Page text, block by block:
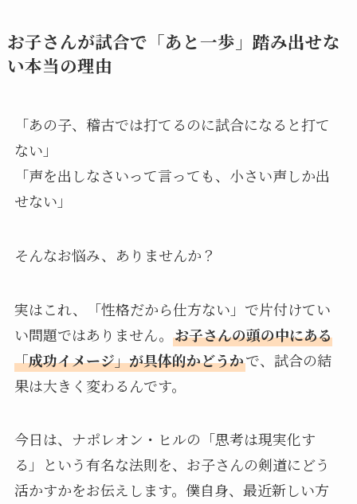
お子さんが試合で「あと一歩」踏み出せな
い本当の理由
「あの子、稽古では打てるのに試合になると打て
ない」
「声を出しなさいって言っても、小さい声しか出
せない」
そんなお悩み、ありませんか？
実はこれ、「性格だから仕方ない」で片付けてい
い問題ではありません。 お子さんの頭の中にある
「成功イメージ」が具体的かどうかで、試合の結
果は大きく変わるんです。
今日は、ナポレオン・ヒルの「思考は現実化す
る」という有名な法則を、お子さんの剣道にどう
活かすかをお伝えします。僕自身、最近新しい方